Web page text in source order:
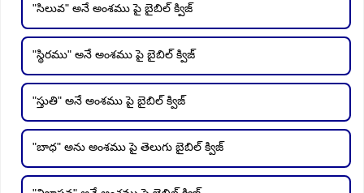
"సిలువ" అనే అంశము పై బైబిల్ క్విజ్
"స్థిరము" అనే అంశము పై బైబిల్ క్విజ్
"స్తుతి" అనే అంశము పై బైబిల్ క్విజ్
"బాధ" అను అంశము పై తెలుగు బైబిల్ క్విజ్